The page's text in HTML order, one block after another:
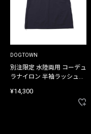
DOGTOWN
別注限定 水陸両用 コーデュ
ラナイロン 半袖ラッシュガ
¥14,300